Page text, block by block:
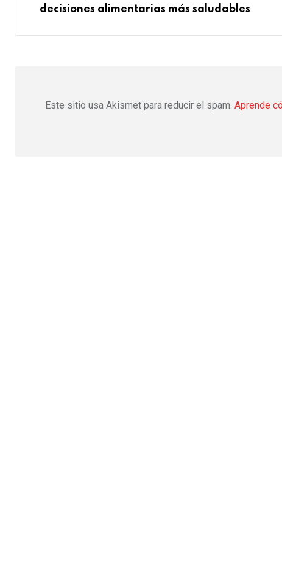
decisiones alimentarias más saludables
Este sitio usa Akismet para reducir el spam. Aprende